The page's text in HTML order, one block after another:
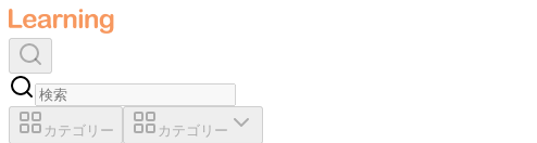
カテゴリー カテゴリー